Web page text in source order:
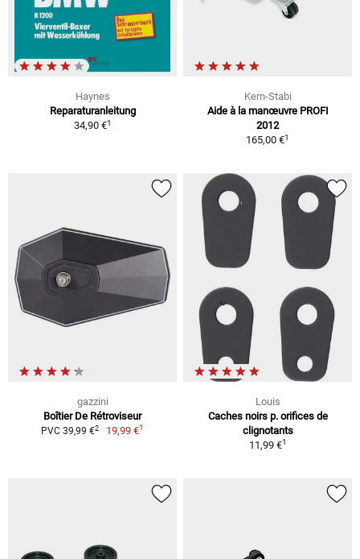
Haynes
Reparaturanleitung
34,90 €1
Kern-Stabi
Aide à la manœuvre PROFI
2012
165,00 €1
gazzini
Boîtier De Rétroviseur
PVC 39,99 €2 19,99 €1
Louis
Caches noirs p. orifices de
clignotants
11,99 €1